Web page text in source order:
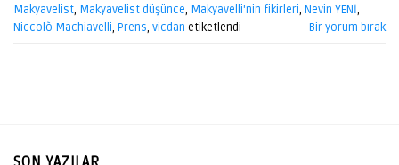
Makyavelist, Makyavelist düşünce, Makyavelli'nin fikirleri, Nevin YENİ,
Niccolò Machiavelli, Prens, vicdan etiketlendi Bir yorum bırak